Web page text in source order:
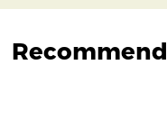
Recommend